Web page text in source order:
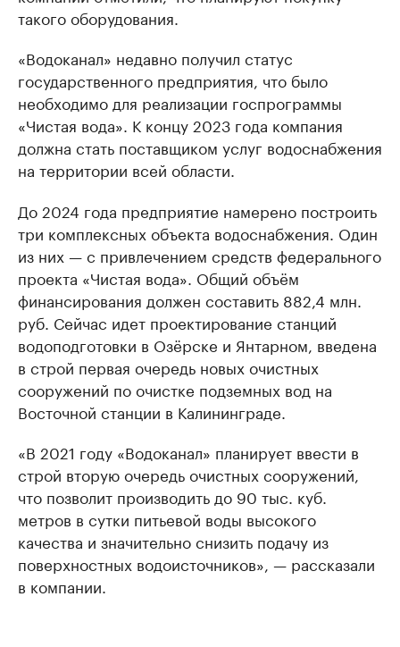
такого оборудования.
«Водоканал» недавно получил статус
государственного предприятия, что было
необходимо для реализации госпрограммы
«Чистая вода». К концу 2023 года компания
должна стать поставщиком услуг водоснабжения
на территории всей области.
До 2024 года предприятие намерено построить
три комплексных объекта водоснабжения. Один
из них — с привлечением средств федерального
проекта «Чистая вода». Общий объём
финансирования должен составить 882,4 млн.
руб. Сейчас идет проектирование станций
водоподготовки в Озёрске и Янтарном, введена
в строй первая очередь новых очистных
сооружений по очистке подземных вод на
Восточной станции в Калининграде.
«В 2021 году «Водоканал» планирует ввести в
строй вторую очередь очистных сооружений,
что позволит производить до 90 тыс. куб.
метров в сутки питьевой воды высокого
качества и значительно снизить подачу из
поверхностных водоисточников», — рассказали
в компании.